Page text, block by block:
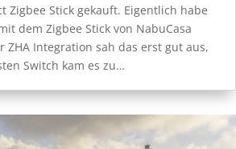
Zigbee Stick gekauft. Eigentlich habe
dem Zigbee Stick von NabuCasa
Integration sah das erst gut aus,
Switch kam es zu…